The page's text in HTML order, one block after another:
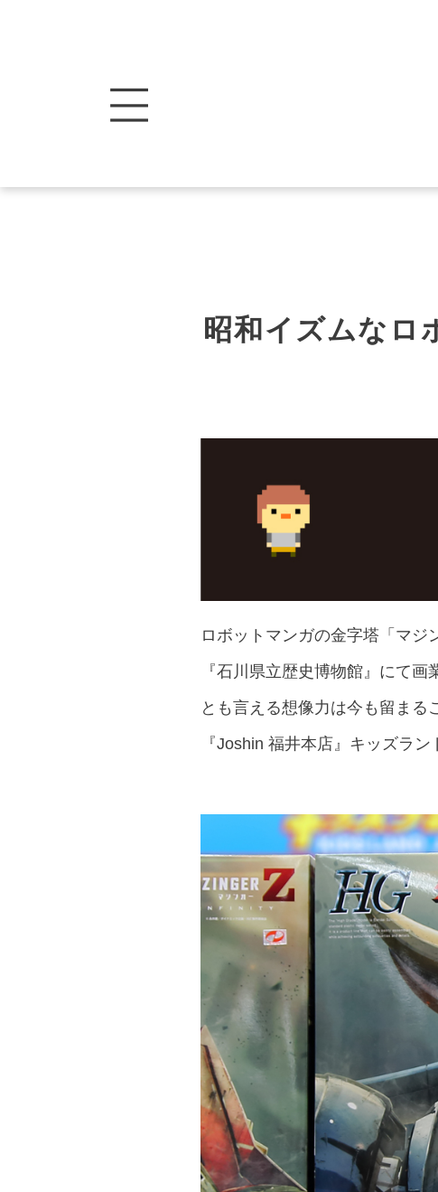
昭和イズムなロ
ロボットマンガの金字塔「マジ
『石川県立歴史博物館』にて
とも言える想像力は今も留ま
『Joshin 福井本店』キッズラ